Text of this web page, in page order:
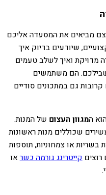
מביאים את המסעדה אליכם
שיודעים בדיוק איך
מדויקת ואיך לשלב טעמים
הם משתמשים
קרובות גם במתכונים סודיים
המגוון העצום של המנות.
שכוללים מנות ראשונות
בשריות או צמחוניות, תוספות
קייטרינג גורמה כשראו